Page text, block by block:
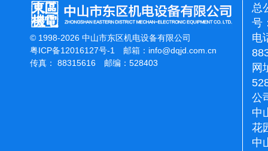
© 1998-2026 中山市东区机电设备有限公司
粤ICP备12016127号-1
邮箱： info@dqjd.com.cn
传真： 88315616 邮编：528403
总
号
电
网
公
中
花
中